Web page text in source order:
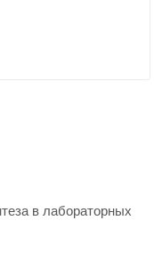
в лабораторных